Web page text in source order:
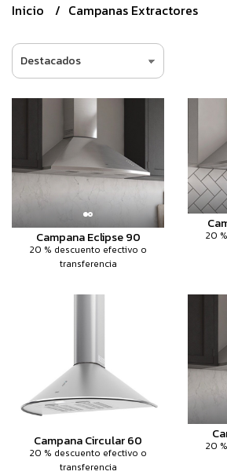
Inicio Campanas Extractores
Campana Eclipse 90
20 % descuento efectivo o
transferencia
20
Campana Circular 60
20 % descuento efectivo o
transferencia
20